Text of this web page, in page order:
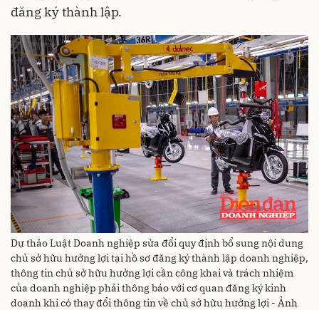
đăng ký thành lập.
Dự thảo Luật Doanh nghiệp sửa đổi quy định bổ sung nội dung
chủ sở hữu hưởng lợi tại hồ sơ đăng ký thành lập doanh nghiệp,
thông tin chủ sở hữu hưởng lợi cần công khai và trách nhiệm
của doanh nghiệp phải thông báo với cơ quan đăng ký kinh
doanh khi có thay đổi thông tin về chủ sở hữu hưởng lợi - Ảnh